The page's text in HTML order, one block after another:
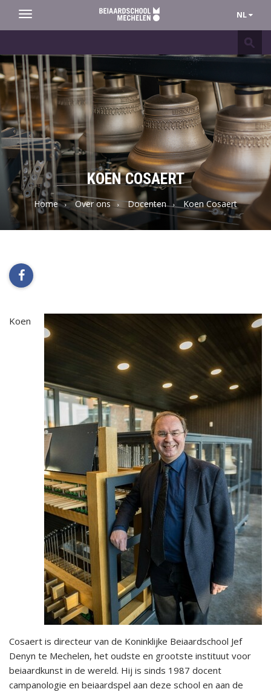
NL
Toggle
navigation
Beiaardschool
Mechelen
KOEN COSAERT
Home Over ons Docenten Koen Cosaert
Koen
Cosaert is directeur van de Koninklijke Beiaardschool Jef
Denyn te Mechelen, het oudste en grootste instituut voor
beiaardkunst in de wereld. Hij is sinds 1987 docent
campanologie en beiaardspel aan deze school en aan de